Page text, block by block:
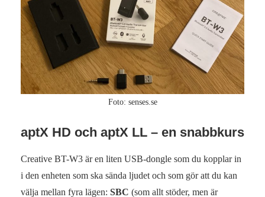
Foto: senses.se
aptX HD och aptX LL – en snabbkurs
Creative BT-W3 är en liten USB-dongle som du kopplar in
i den enheten som ska sända ljudet och som gör att du kan
välja mellan fyra lägen: SBC (som allt stöder, men är